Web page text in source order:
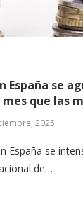
España se
mes que las
2025
España se
de…